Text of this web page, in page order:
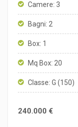
Camere: 3
Bagni: 2
Box: 1
Mq Box: 20
Classe: G (150)
240.000 €